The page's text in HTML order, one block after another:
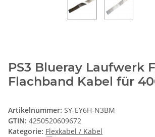
PS3 Blueray Laufwerk
Flachband Kabel für
Artikelnummer: SY-EY6H-N3BM
GTIN: 4250520609672
Kategorie: Flexkabel / Kabel